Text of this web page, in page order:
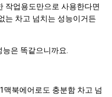
작업용도만으로 사용한다면
는 차고 넘치는 성능이거든
은 똑같으니까요.
북에어로도 충분함 차고 넘